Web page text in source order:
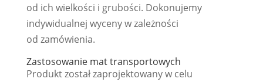
od ich wielkości i grubości. Dokonujemy
indywidualnej wyceny w zależności
od zamówienia.
Zastosowanie mat transportowych
Produkt został zaprojektowany w celu